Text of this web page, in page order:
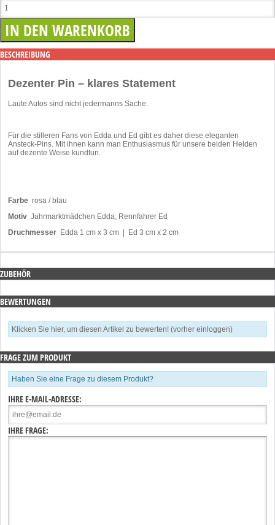
BESCHREIBUNG
Dezenter Pin – klares Statement
Laute Autos sind nicht jedermanns Sache.
Für die stilleren Fans von Edda und Ed gibt es daher diese eleganten
Ansteck-Pins. Mit ihnen kann man Enthusiasmus für unsere beiden Helden
auf dezente Weise kundtun.
Farbe rosa / blau
Motiv Jahrmarktmädchen Edda, Rennfahrer Ed
Druchmesser Edda 1 cm x 3 cm | Ed 3 cm x 2 cm
ZUBEHÖR
BEWERTUNGEN
Klicken Sie hier, um diesen Artikel zu bewerten! (vorher einloggen)
FRAGE ZUM PRODUKT
Haben Sie eine Frage zu diesem Produkt?
IHRE E-MAIL-ADRESSE:
IHRE FRAGE: